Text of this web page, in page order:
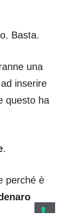
Basta.
una
inserire
questo ha
.
perché è